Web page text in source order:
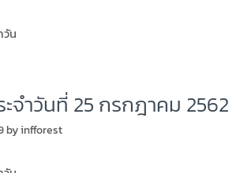
วัน
จำวันที่ 25 กรกฎาคม 2562
byinfforest